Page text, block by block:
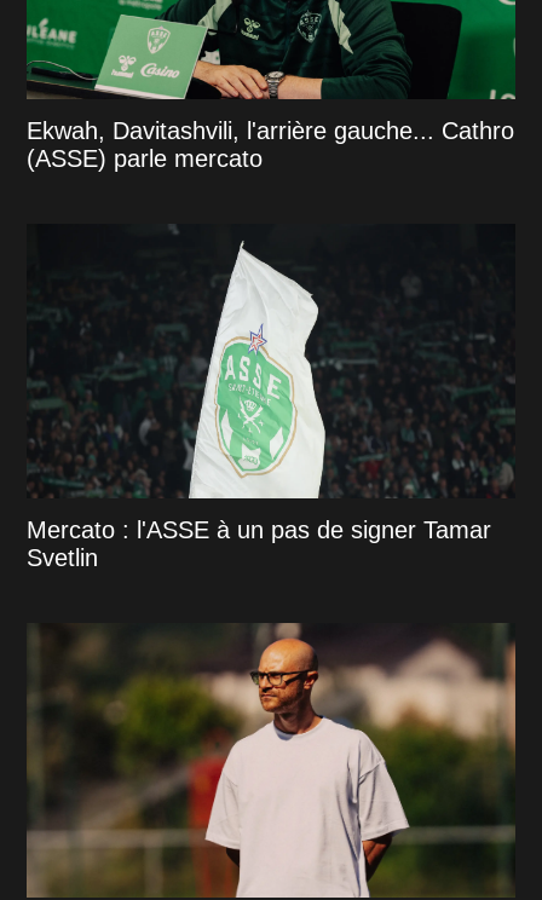
Ekwah, Davitashvili, l'arrière gauche... Cathro
(ASSE) parle mercato
Mercato : l'ASSE à un pas de signer Tamar
Svetlin